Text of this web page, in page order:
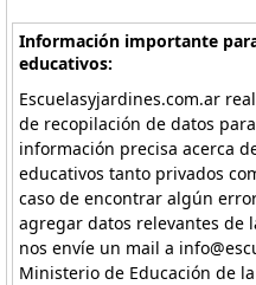
Información importante
educativos:
Escuelasyjardines.com.ar
de recopilación de datos
información precisa acerca
educativos tanto privados
caso de encontrar algún
agregar datos relevantes de
nos envíe un mail a
Ministerio de Educación de